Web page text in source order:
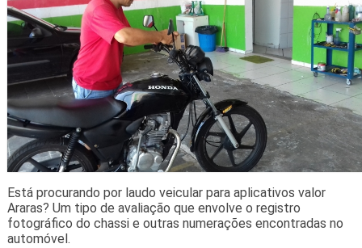
Está procurando por laudo veicular para aplicativos valor
Araras? Um tipo de avaliação que envolve o registro
fotográfico do chassi e outras numerações encontradas no
automóvel.